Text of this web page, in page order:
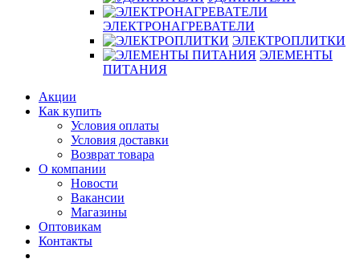
ЭЛЕКТРОНАГРЕВАТЕЛИ
ЭЛЕКТРОПЛИТКИ
ЭЛЕМЕНТЫ
ПИТАНИЯ
Акции
Как купить
Условия оплаты
Условия доставки
Возврат товара
О компании
Новости
Вакансии
Магазины
Оптовикам
Контакты